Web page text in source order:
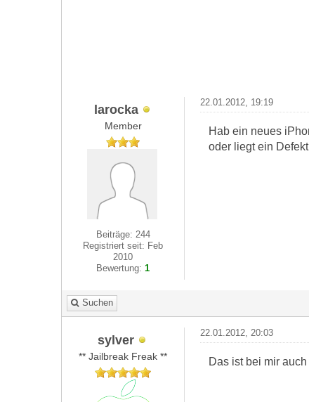
larocka
Member
Beiträge: 244
Registriert seit: Feb
2010
Bewertung:1
22.01.2012, 19:19
Hab ein neues
oder liegt ein
Suchen
sylver
** Jailbreak Freak **
22.01.2012, 20:03
Das ist bei mir